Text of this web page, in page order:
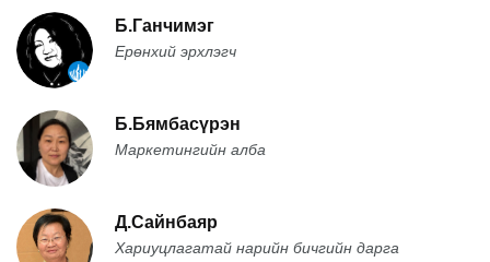
Б.Ганчимэг
Ерөнхий эрхлэгч
Б.Бямбасүрэн
Маркетингийн алба
Д.Сайнбаяр
Хариуцлагатай нарийн бичгийн дарга